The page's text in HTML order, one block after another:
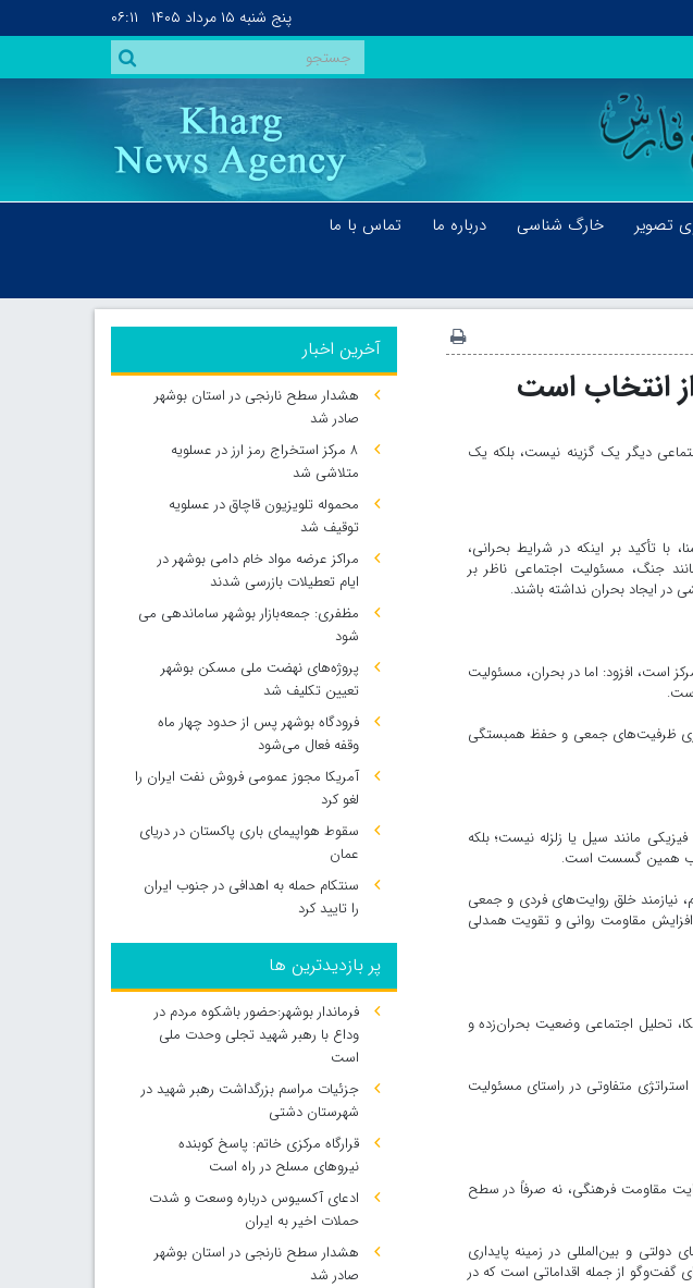
پنج شنبه ۱۵ مرداد ۱۴۰۵ ۰۶:۱۱
تصویر خارگ شناسی درباره ما
تماس با ما
انتخاب است
دیگر یک گزینه نیست، بلکه یک
تأکید بر اینکه در شرایط بحرانی،
جنگ، مسئولیت اجتماعی ناظر بر
ایجاد بحران نداشته باشند.
است، افزود: اما در بحران، مسئولیت
ظرفیت‌های جمعی و حفظ همبستگی
مانند سیل یا زلزله نیست؛ بلکه
همین گسست است.
نیازمند خلق روایت‌های فردی و جمعی
افزایش مقاومت روانی و تقویت همدلی
تحلیل اجتماعی وضعیت بحران‌زده و
متفاوتی در راستای مسئولیت
مقاومت فرهنگی، نه صرفاً در سطح
و بین‌المللی در زمینه پایداری
گفت‌وگو از جمله اقداماتی است که در
آخرین اخبار
هشدار سطح نارنجی در استان بوشهر
صادر شد
۸ مرکز استخراج رمز ارز در عسلویه
متلاشی شد
محموله تلویزیون قاچاق در عسلویه
توقیف شد
مراکز عرضه مواد خام دامی بوشهر در
ایام تعطیلات بازرسی شدند
مظفری: جمعه‌بازار بوشهر ساماندهی می‌
شود
پروژه‌های نهضت ملی مسکن بوشهر
تعیین تکلیف شد
فرودگاه بوشهر پس از حدود چهار ماه
وقفه فعال می‌شود
آمریکا مجوز عمومی فروش نفت ایران را
لغو کرد
سقوط هواپیمای باری پاکستان در دریای
عمان
سنتکام حمله به اهدافی در جنوب ایران
را تایید کرد
پر بازدیدترین ها
فرماندار بوشهر:حضور باشکوه مردم در
وداع با رهبر شهید تجلی وحدت ملی
است
جزئیات مراسم بزرگداشت رهبر شهید در
شهرستان دشتی
قرارگاه مرکزی خاتم: پاسخ کوبنده
نیروهای مسلح در راه است
ادعای آکسیوس درباره وسعت و شدت
حملات اخیر به ایران
هشدار سطح نارنجی در استان بوشهر
صادر شد